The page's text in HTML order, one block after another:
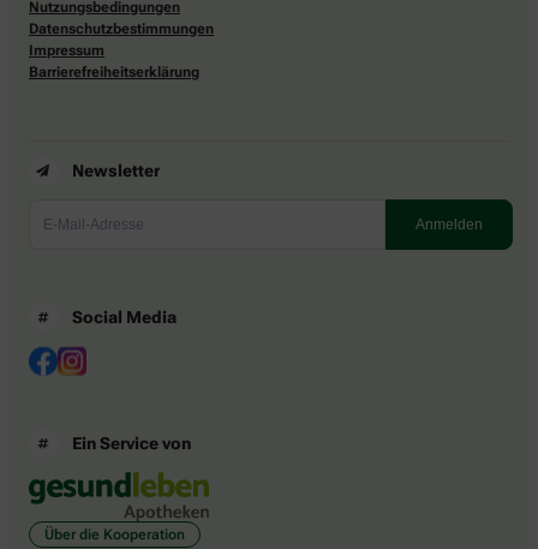
Nutzungsbedingungen
Datenschutzbestimmungen
Impressum
Barrierefreiheitserklärung
Newsletter
Social Media
Ein Service von
Über die Kooperation